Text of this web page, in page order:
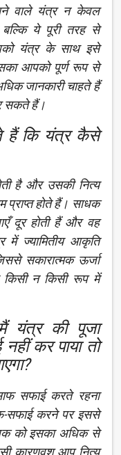
वाले यंत्र न केवल
ये पूरी तरह से
यंत्र के साथ इसे
आपको पूर्ण रूप से
जानकारी चाहते हैं
सकते हैं।
हैं कि यंत्र कैसे
है और उसकी नित्य
प्राप्त होते हैं। साधक
दूर होती हैं और वह
में ज्यामितीय आकृति
सकारात्मक ऊर्जा
न किसी रूप में
यंत्र की पूजा
कर पाया तो
सफाई करते रहना
सफाई करने पर इससे
को इसका अधिक से
कारणवश आप नित्य